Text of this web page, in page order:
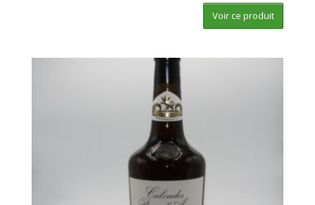
Voir ce produit